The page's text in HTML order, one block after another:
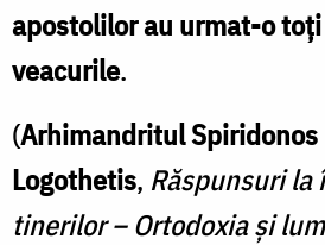
apostolilor au urmat-o
veacurile.
(Arhimandritul Spiridonos
Logothetis, Răspunsuri la
tinerilor – Ortodoxia și